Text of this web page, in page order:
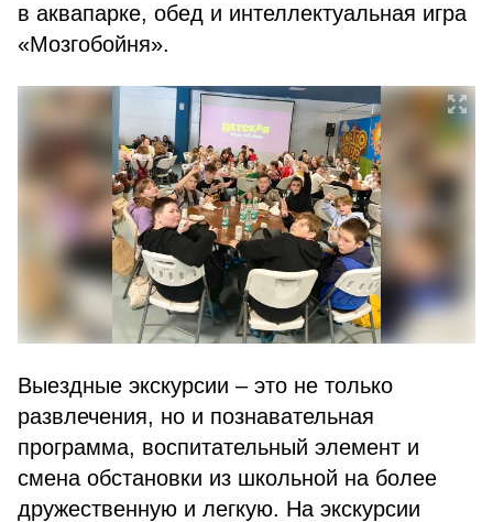
в аквапарке, обед и интеллектуальная игра
«Мозгобойня».
Выездные экскурсии – это не только
развлечения, но и познавательная
программа, воспитательный элемент и
смена обстановки из школьной на более
дружественную и легкую. На экскурсии